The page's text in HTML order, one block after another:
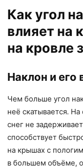
Как угол
влияет на
на кровле
Наклон и его
Чем больше угол
неё скатывается.
снег не
способствует
на крышах с
в большем объёме,